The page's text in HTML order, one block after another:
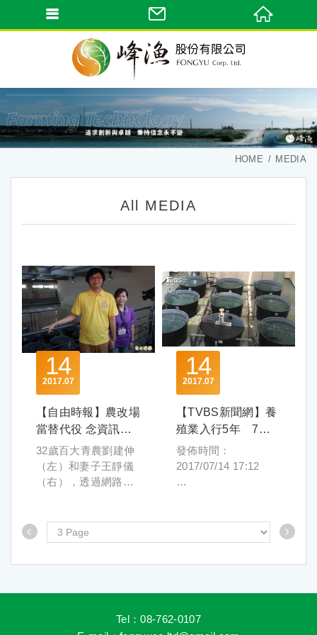
HOME MEDIA
All MEDIA
14
07
2017
【自由時報】農改場
當替代役 念資訊的
募資開養殖公司
32歲百大青農劉建伸
（左）和妻子王靜儀
（右），透過網路募
立法攝）
2017/07/14 1
32歲百大青農劉建
台一圓開設養殖公司
14
07
2017
【TVBS新聞網】養
殖業入行5年 7年
級夫妻進駐農科
發佈時間：
2017/07/14 17:12
因對養殖漁業熱愛，5
年前與從事植物研究
夫妻倆創立的公司今
技園區開幕。 劉建伸
Tel：08-762-0107